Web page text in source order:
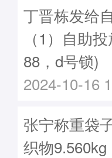
丁晋栋发给
（1）自助
88，d号锁)
2024-10-16
张宁称重袋
织物9.560kg